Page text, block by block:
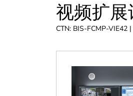
视频扩
CTN: BIS-FCMP-VIE42